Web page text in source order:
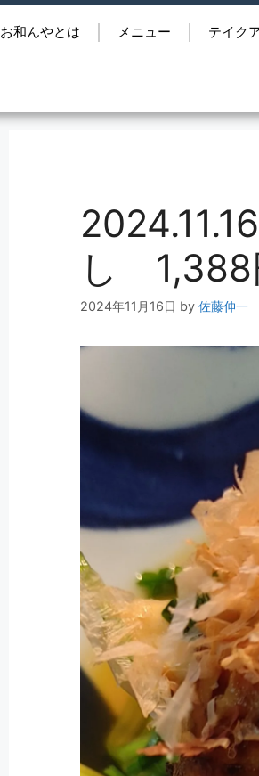
お和んやとは メニュー テイク
し 1,388
2024年11月16日 by 佐藤伸一